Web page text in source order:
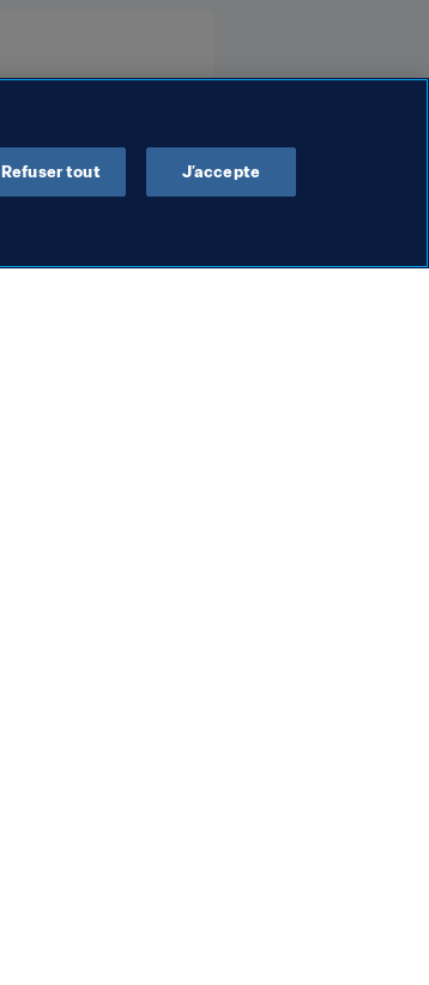
Refuser tout J’accepte